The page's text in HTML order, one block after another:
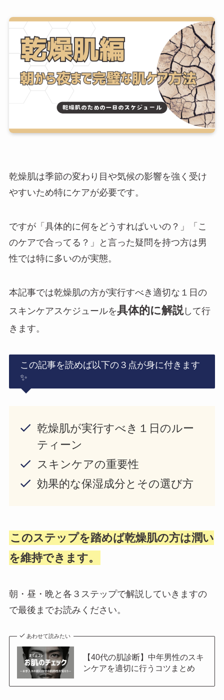
乾燥肌は季節の変わり目や気候の影響を強く受け
やすいため特にケアが必要です。
ですが「具体的に何をどうすればいいの？」「こ
のケアで合ってる？」と言った疑問を持つ方は男
性では特に多いのが実態。
本記事では乾燥肌の方が実行すべき適切な１日の
スキンケアスケジュールを具体的に解説して行
きます。
この記事を読めば以下の３点が身に付きます
✨
乾燥肌が実行すべき１日のルー
ティーン
スキンケアの重要性
効果的な保湿成分とその選び方
このステップを踏めば乾燥肌の方は潤い
を維持できます。
朝・昼・晩と各３ステップで解説していきますの
で最後までお読みください。
あわせて読みたい
【40代の肌診断】中年男性のスキ
ンケアを適切に行うコツまとめ